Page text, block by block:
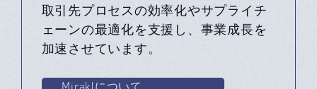
取引先プロセスの効率化やサプライチ
ェーンの最適化を支援し、事業成長を
加速させています。
Miraklについて